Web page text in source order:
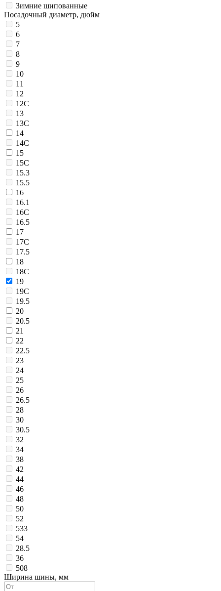
Зимние шипованные
Посадочный диаметр, дюйм
5
6
7
8
9
10
11
12
12C
13
13C
14
14C
15
15C
15.3
15.5
16
16.1
16C
16.5
17
17C
17.5
18
18C
19
19C
19.5
20
20.5
21
22
22.5
23
24
25
26
26.5
28
30
30.5
32
34
38
42
44
46
48
50
52
533
54
28.5
36
508
Ширина шины, мм